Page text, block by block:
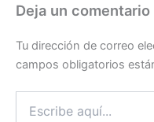
Deja un comentario
Tu dirección de correo
campos obligatorios
aquí...